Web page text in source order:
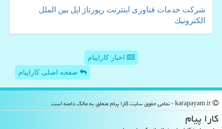
شركت خدمات فناوری اینترنت رپورتاژ اپل بین الملل
الكترونیك
اخبار کاراپیام
صفحه اصلی کاراپیام
كارا پیام